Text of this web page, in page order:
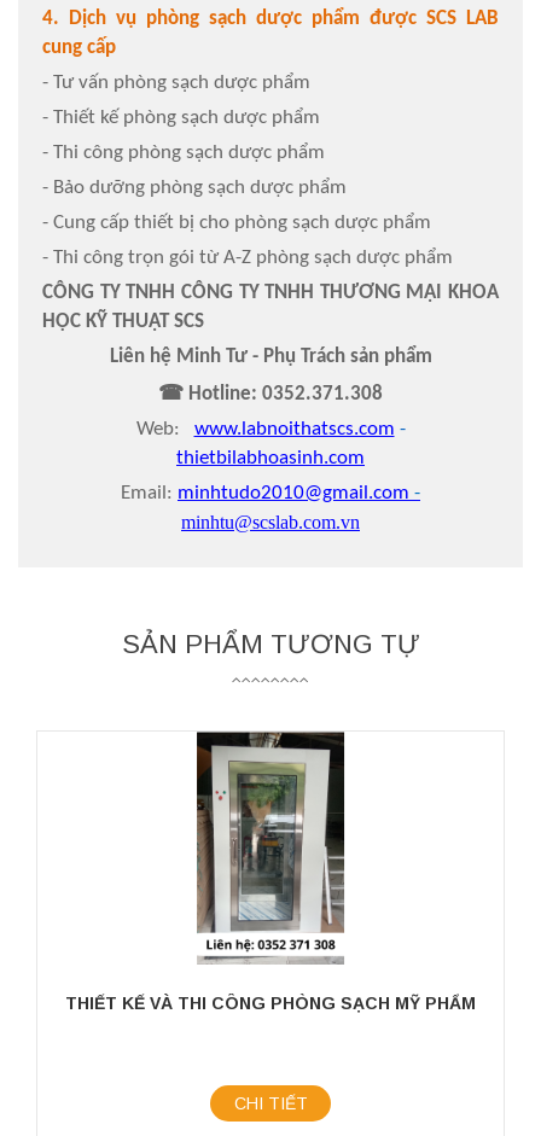
4. Dịch vụ phòng sạch dược phẩm được SCS LAB
cung cấp
- Tư vấn phòng sạch dược phẩm
- Thiết kế phòng sạch dược phẩm
- Thi công phòng sạch dược phẩm
- Bảo dưỡng phòng sạch dược phẩm
- Cung cấp thiết bị cho phòng sạch dược phẩm
- Thi công trọn gói từ A-Z phòng sạch dược phẩm
CÔNG TY TNHH CÔNG TY TNHH THƯƠNG MẠI KHOA
HỌC KỸ THUẬT SCS
Liên hệ Minh Tư - Phụ Trách sản phẩm
☎ Hotline: 0352.371.308
Web: www.labnoithatscs.com -
thietbilabhoasinh.com
Email: minhtudo2010@gmail.com -
minhtu@scslab.com.vn
SẢN PHẨM TƯƠNG TỰ
THIẾT KẾ VÀ THI CÔNG PHÒNG SẠCH MỸ PHẨM
CHI TIẾT